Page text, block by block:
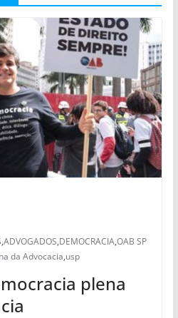
,ADVOGADOS,DEMOCRACIA,OAB SP
da Advocacia,usp
plena